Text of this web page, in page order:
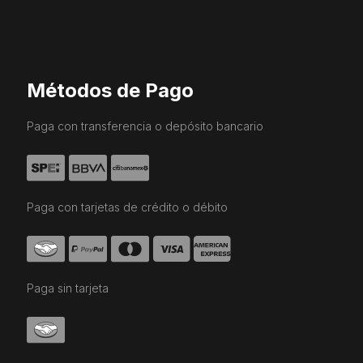
Métodos de Pago
Paga con transferencia o depósito bancario
Paga con tarjetas de crédito o débito
Paga sin tarjeta